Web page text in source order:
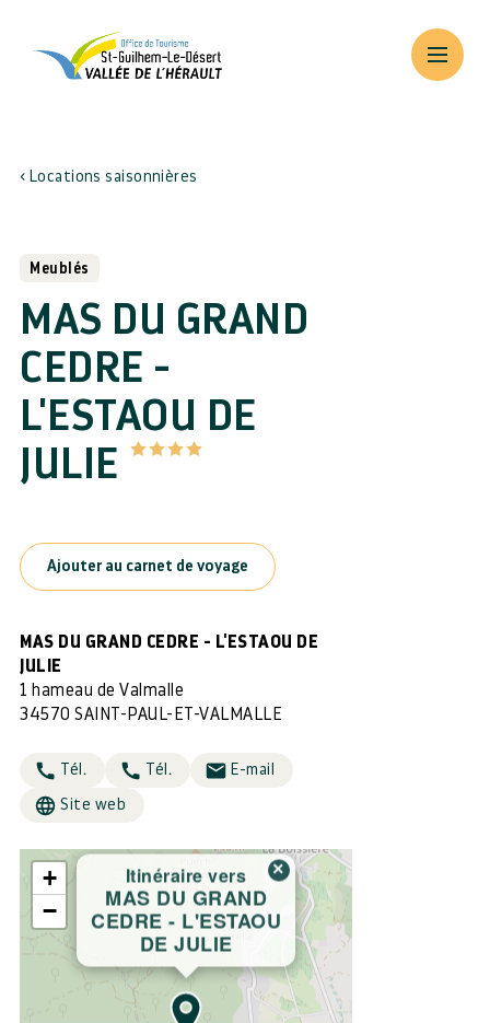
Locations saisonnières
Meublés
MAS DU GRAND
CEDRE -
L'ESTAOU DE
JULIE
Ajouter au carnet de voyage
MAS DU GRAND CEDRE - L'ESTAOU DE
JULIE
1 hameau de Valmalle
34570 SAINT-PAUL-ET-VALMALLE
Tél. Tél. E-mail
Site web
Itinéraire vers
MAS DU GRAND
CEDRE - L'ESTAOU
DE JULIE
×
+
−